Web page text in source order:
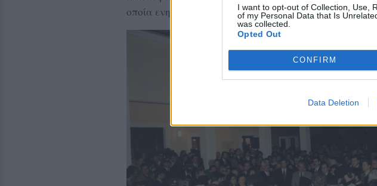
I want to opt-out of Collection, Use,
of my Personal Data that Is
was collected.
Opted Out
CONFIRM
Data Deletion
οποία ενημέρωσα για την ύπαρξη μελέτης.